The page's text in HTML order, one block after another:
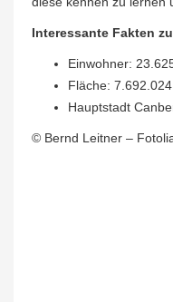
Interessante Fakten
Einwohner:
Fläche: 7.692.024
Hauptstadt
© Bernd Leitner –